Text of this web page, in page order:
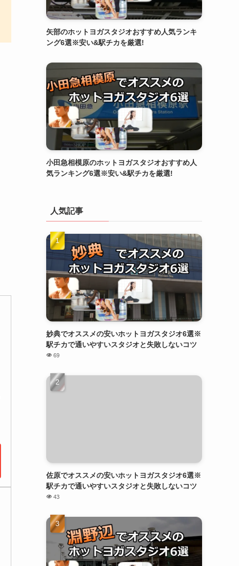
矢部のホットヨガスタジオおすすめ人気ランキ
ング6選※安い&駅チカを厳選!
小田急相模原のホットヨガスタジオおすすめ人
気ランキング6選※安い&駅チカを厳選!
人気記事
妙典でオススメの安いホットヨガスタジオ6選※
駅チカで通いやすいスタジオと失敗しないコツ
69
佐原でオススメの安いホットヨガスタジオ6選※
駅チカで通いやすいスタジオと失敗しないコツ
43